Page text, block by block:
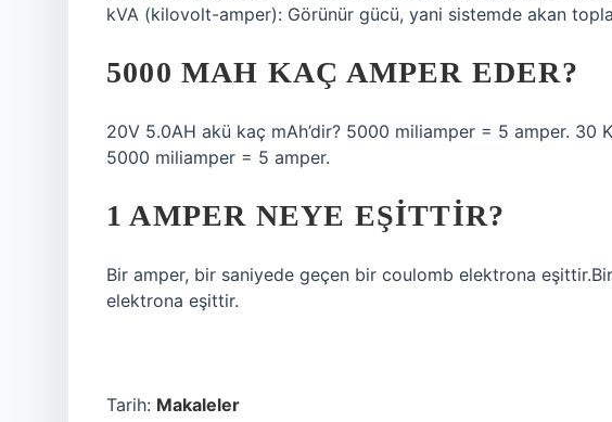
kVA (kilovolt-amper): Görünür gücü, yani sistemde akan
5000 MAH KAÇ AMPER EDER?
20V 5.0AH akü kaç mAh’dir? 5000 miliamper = 5 amper. 30
5000 miliamper = 5 amper.
1 AMPER NEYE EŞITTIR?
Bir amper, bir saniyede geçen bir coulomb elektrona
elektrona eşittir.
Tarih: Makaleler